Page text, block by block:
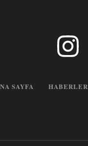
SAYFA HABERLER